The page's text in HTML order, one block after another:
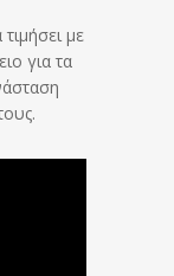
με
για τα